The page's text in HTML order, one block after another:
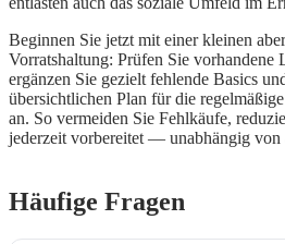
Beginnen Sie jetzt mit einer kleinen
Vorratshaltung: Prüfen Sie vorhandene
ergänzen Sie gezielt fehlende Basics
übersichtlichen Plan für die
an. So vermeiden Sie Fehlkäufe,
jederzeit vorbereitet — unabhängig von
Häufige Fragen